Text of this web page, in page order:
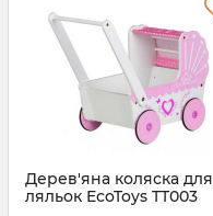
Дерев'яна коляска для
ляльок EcoToys TT003